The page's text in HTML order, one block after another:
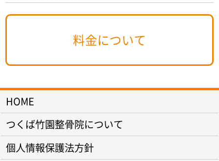
料金について
HOME
つくば竹園整骨院について
個人情報保護法方針